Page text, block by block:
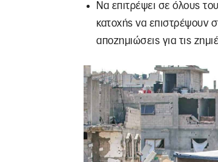
Να επιτρέψει σε όλους
κατοχής να επιστρέψουν
αποζημιώσεις για τις